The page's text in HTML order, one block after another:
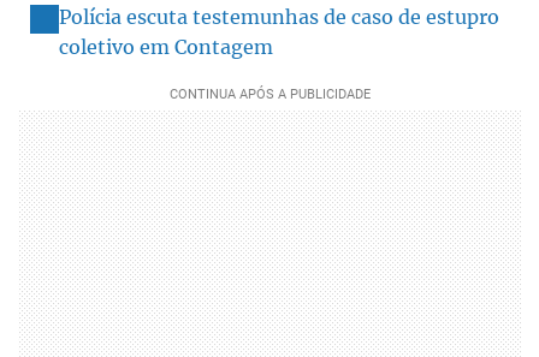
Polícia escuta testemunhas de caso de estupro
coletivo em Contagem